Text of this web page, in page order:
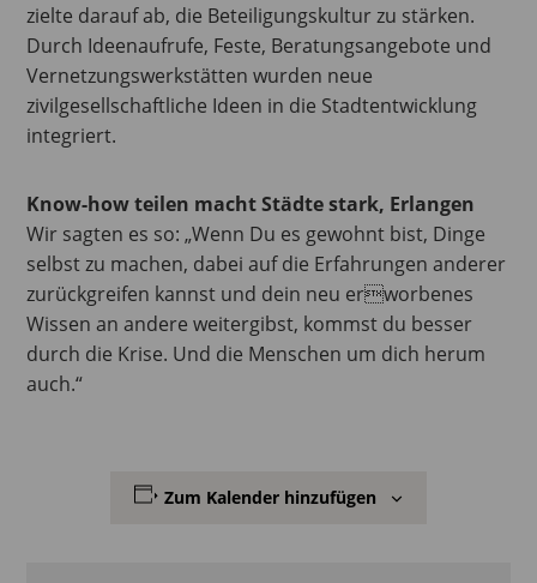
zielte darauf ab, die Beteiligungskultur zu stärken.
Durch Ideenaufrufe, Feste, Beratungsangebote und
Vernetzungswerkstätten wurden neue
zivilgesellschaftliche Ideen in die Stadtentwicklung
integriert.
Know-how teilen macht Städte stark, Erlangen
Wir sagten es so: „Wenn Du es gewohnt bist, Dinge
selbst zu machen, dabei auf die Erfahrungen anderer
zurückgreifen kannst und dein neu erworbenes
Wissen an andere weitergibst, kommst du besser
durch die Krise. Und die Menschen um dich herum
auch.“
Zum Kalender hinzufügen